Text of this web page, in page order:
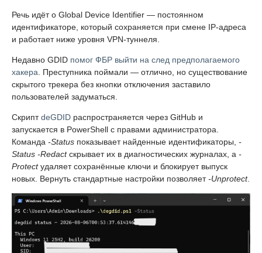
Речь идёт о Global Device Identifier — постоянном
идентификаторе, который сохраняется при смене IP-адреса
и работает ниже уровня VPN-туннеля.
Недавно GDID помог ФБР выйти на след предполагаемого
хакера . Преступника поймали — отлично, но существование
скрытого трекера без кнопки отключения заставило
пользователей задуматься.
СкриптdeGDID распространяется через GitHub и
запускается в PowerShell с правами администратора.
Команда -Status показывает найденные идентификаторы, -
Status -Redactскрывает их в диагностических журналах, а -
Protectудаляет сохранённые ключи и блокирует выпуск
новых. Вернуть стандартные настройки позволяет-Unprotect.